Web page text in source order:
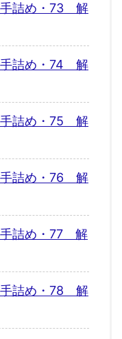
詰め・73 解
詰め・74 解
詰め・75 解
詰め・76 解
詰め・77 解
詰め・78 解